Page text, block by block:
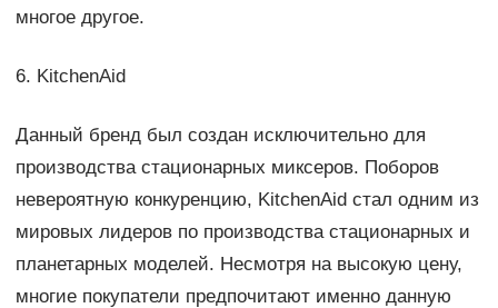
многое другое.
6. KitchenAid
Данный бренд был создан исключительно для
производства стационарных миксеров. Поборов
невероятную конкуренцию, KitchenAid стал одним из
мировых лидеров по производства стационарных и
планетарных моделей. Несмотря на высокую цену,
многие покупатели предпочитают именно данную